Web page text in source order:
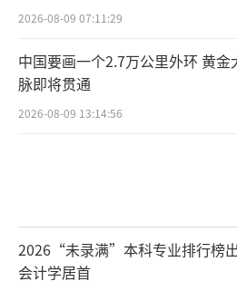
2026-08-09 07:11:29
中国要画一个2.7万公里外环 黄金
脉即将贯通
2026-08-09 13:14:56
2026“未录满”本科专业排行榜
会计学居首